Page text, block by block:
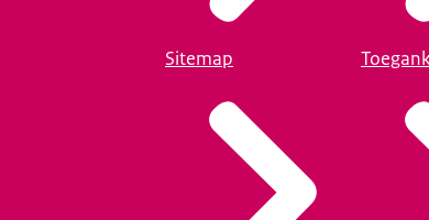
Sitemap